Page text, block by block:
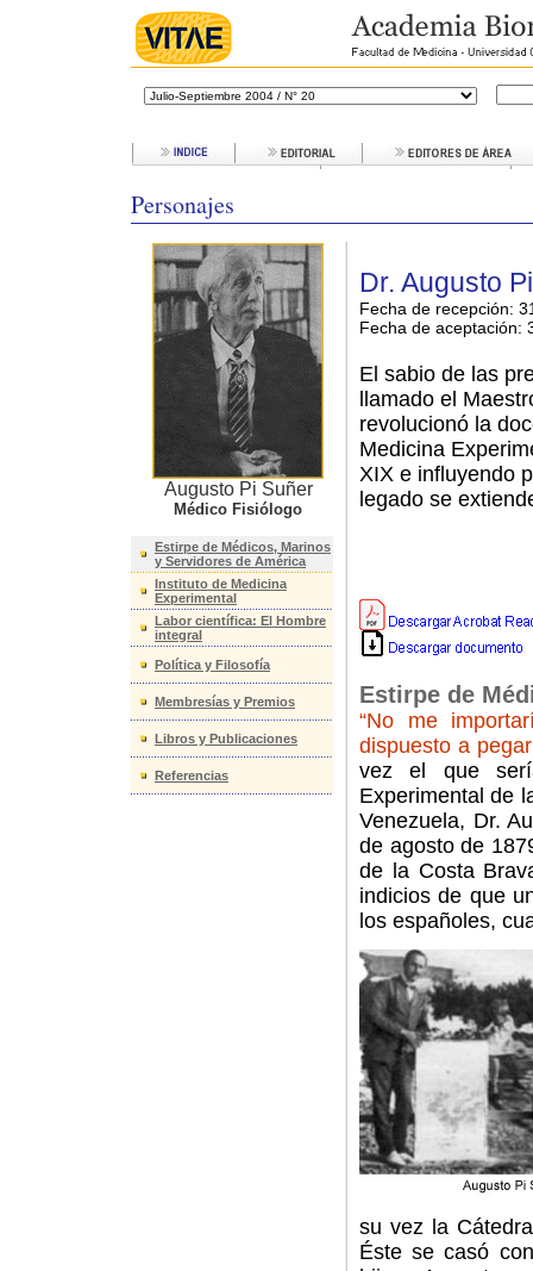
Personajes
Augusto Pi Suñer
Médico Fisiólogo
Estirpe de Médicos, Marinos
y Servidores de América
Instituto de Medicina
Experimental
Labor científica: El Hombre
integral
Política y Filosofía
Membresías y Premios
Libros y Publicaciones
Referencias
Dr. Augusto
Fecha de recepción:
Fecha de aceptación:
El sabio de las
llamado el
revolucionó la
Medicina
XIX e influyendo
legado se
Estirpe de
“No me
dispuesto a
vez el que
Experimental de
Venezuela, Dr.
de agosto de
de la Costa
indicios de que
los españoles,
su vez la
Éste se casó